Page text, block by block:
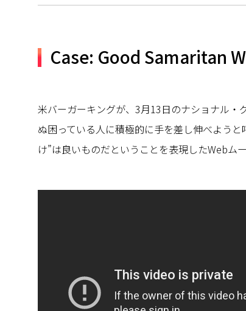
Case: Good Samaritan
米バーガーキングが、3月13日のナショナル・
ぬ困っている人に積極的に手を差し伸べよう
け”は良いものだということを表現したWebム